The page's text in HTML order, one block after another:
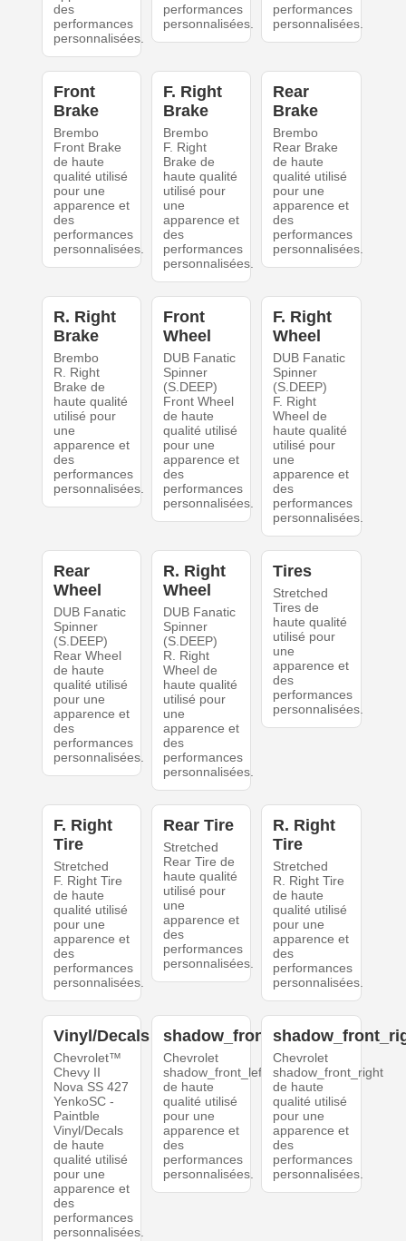
des
performances
personnalisées.
performances
personnalisées.
performances
personnalisées.
Front
Brake
Brembo
Front Brake
de haute
qualité utilisé
pour une
apparence et
des
performances
personnalisées.
F. Right
Brake
Brembo
F. Right
Brake de
haute qualité
utilisé pour
une
apparence et
des
performances
personnalisées.
Rear
Brake
Brembo
Rear Brake
de haute
qualité utilisé
pour une
apparence et
des
performances
personnalisées.
R. Right
Brake
Brembo
R. Right
Brake de
haute qualité
utilisé pour
une
apparence et
des
performances
personnalisées.
Front
Wheel
DUB Fanatic
Spinner
(S.DEEP)
Front Wheel
de haute
qualité utilisé
pour une
apparence et
des
performances
personnalisées.
F. Right
Wheel
DUB Fanatic
Spinner
(S.DEEP)
F. Right
Wheel de
haute qualité
utilisé pour
une
apparence et
des
performances
personnalisées.
Rear
Wheel
DUB Fanatic
Spinner
(S.DEEP)
Rear Wheel
de haute
qualité utilisé
pour une
apparence et
des
performances
personnalisées.
R. Right
Wheel
DUB Fanatic
Spinner
(S.DEEP)
R. Right
Wheel de
haute qualité
utilisé pour
une
apparence et
des
performances
personnalisées.
Tires
Stretched
Tires de
haute qualité
utilisé pour
une
apparence et
des
performances
personnalisées.
F. Right
Tire
Stretched
F. Right Tire
de haute
qualité utilisé
pour une
apparence et
des
performances
personnalisées.
Rear Tire
Stretched
Rear Tire de
haute qualité
utilisé pour
une
apparence et
des
performances
personnalisées.
R. Right
Tire
Stretched
R. Right Tire
de haute
qualité utilisé
pour une
apparence et
des
performances
personnalisées.
Vinyl/Decals
Chevrolet™
Chevy II
Nova SS 427
YenkoSC -
Paintble
Vinyl/Decals
de haute
qualité utilisé
pour une
apparence et
des
performances
personnalisées.
shadow_front_left
Chevrolet
shadow_front_left
de haute
qualité utilisé
pour une
apparence et
des
performances
personnalisées.
Chevrolet
shadow_front_right
de haute
qualité utilisé
pour une
apparence et
des
performances
personnalisées.